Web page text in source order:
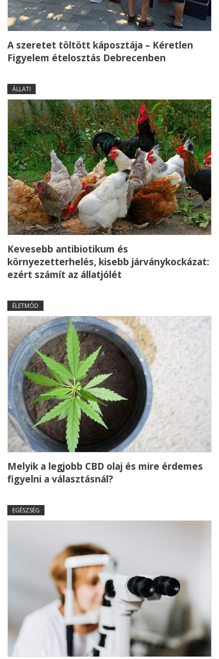
A szeretet töltött káposztája – Kéretlen
Figyelem ételosztás Debrecenben
ÁLLATI
Kevesebb antibiotikum és
környezetterhelés, kisebb járványkockázat:
ezért számít az állatjólét
ÉLETMÓD
Melyik a legjobb CBD olaj és mire érdemes
figyelni a választásnál?
EGÉSZSÉG